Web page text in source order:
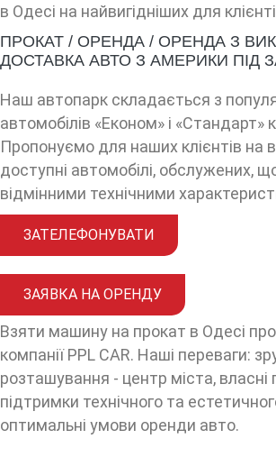
в Одесі на найвигідніших для
ПРОКАТ / ОРЕНДА / ОРЕНДА З
ДОСТАВКА АВТО З АМЕРИКИ ПІД
Наш автопарк складається з
автомобілів «Економ» і «Стандарт»
Пропонуємо для наших клієнтів на
доступні автомобілі, обслужених,
відмінними технічними
ЗАТЕЛЕФОНУВАТИ
ЗАЯВКА НА ОРЕНДУ
Взяти машину на прокат в Одесі
компанії PPL CAR. Наші переваги:
розташування - центр міста, власні
підтримки технічного та
оптимальні умови оренди авто.